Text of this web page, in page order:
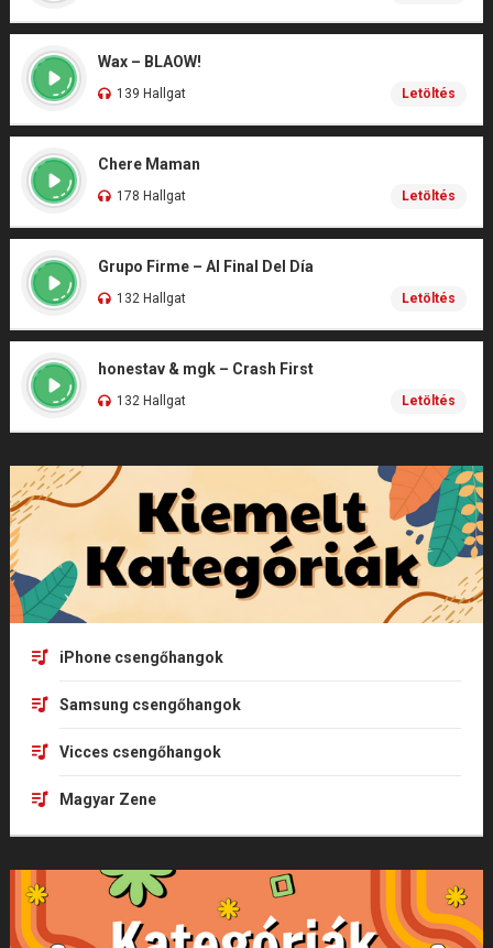
Wax – BLAOW!
139 Hallgat Letöltés
Chere Maman
178 Hallgat Letöltés
Grupo Firme – Al Final Del Día
132 Hallgat Letöltés
honestav & mgk – Crash First
132 Hallgat Letöltés
iPhone csengőhangok
Samsung csengőhangok
Vicces csengőhangok
Magyar Zene